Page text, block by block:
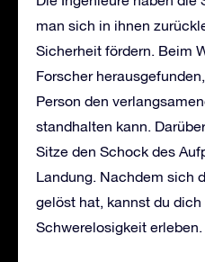
man sich in ihnen
Sicherheit fördern. Beim
Forscher
Person den
standhalten kann.
Sitze den Schock des
Landung. Nachdem sich
gelöst hat, kannst du
Schwerelosigkeit erleben.